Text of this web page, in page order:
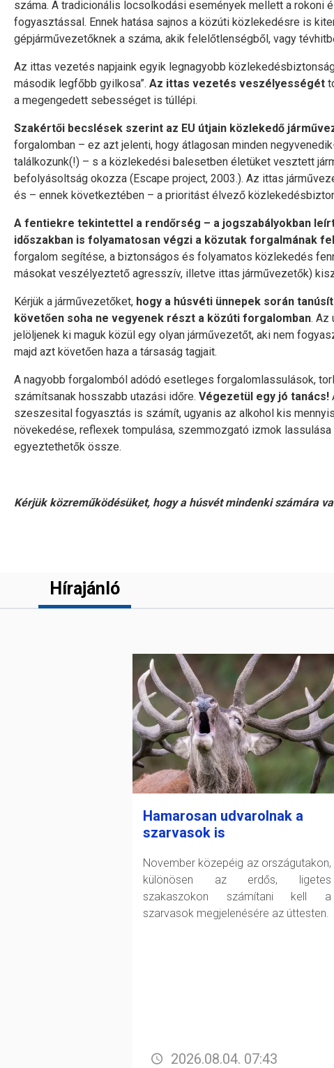
száma. A tradicionális locsolkodási események mellett a rokoni
fogyasztással. Ennek hatása sajnos a közúti közlekedésre is
gépjárművezetőknek a száma, akik felelőtlenségből, vagy
Az ittas vezetés napjaink egyik legnagyobb
második legfőbb gyilkosa”. Az ittas vezetés veszélyességét
a megengedett sebességet is túllépi.
Szakértői becslések szerint az EU útjain közlekedő
forgalomban – ez azt jelenti, hogy átlagosan minden
találkozunk(!) – s a közlekedési balesetben életüket vesztett
befolyásoltság okozza (Escape project, 2003.). Az ittas
és – ennek következtében – a prioritást élvező
A fentiekre tekintettel a rendőrség – a jogszabályokban
időszakban is folyamatosan végzi a közutak forgalmának
forgalom segítése, a biztonságos és folyamatos közlekedés
másokat veszélyeztető agresszív, illetve ittas járművezetők)
Kérjük a járművezetőket, hogy a húsvéti ünnepek során
követően soha ne vegyenek részt a közúti forgalomban. Az
jelöljenek ki maguk közül egy olyan járművezetőt, aki nem
majd azt követően haza a társaság tagjait.
A nagyobb forgalomból adódó esetleges forgalomlassulások,
számítsanak hosszabb utazási időre. Végezetül egy jó tanács!
szeszesital fogyasztás is számít, ugyanis az alkohol kis
növekedése, reflexek tompulása, szemmozgató izmok
egyeztethetők össze.
Kérjük közreműködésüket, hogy a húsvét mindenki számára
Hírajánló
Hamarosan udvarolnak a
szarvasok is
November közepéig az országutakon,
különösen az erdős, ligetes
szakaszokon számítani kell a
szarvasok megjelenésére az úttesten.
2026.08.04. 07:43